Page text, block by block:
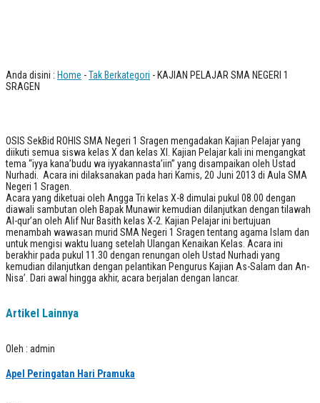
Anda disini : Home -Tak Berkategori - KAJIAN PELAJAR SMA NEGERI 1
SRAGEN
OSIS SekBid ROHIS SMA Negeri 1 Sragen mengadakan Kajian Pelajar yang
diikuti semua siswa kelas X dan kelas XI. Kajian Pelajar kali ini mengangkat
tema “iyya kana’budu wa iyyakannasta’iin” yang disampaikan oleh Ustad
Nurhadi. Acara ini dilaksanakan pada hari Kamis, 20 Juni 2013 di Aula SMA
Negeri 1 Sragen.
Acara yang diketuai oleh Angga Tri kelas X-8 dimulai pukul 08.00 dengan
diawali sambutan oleh Bapak Munawir kemudian dilanjutkan dengan tilawah
Al-qur’an oleh Alif Nur Basith kelas X-2. Kajian Pelajar ini bertujuan
menambah wawasan murid SMA Negeri 1 Sragen tentang agama Islam dan
untuk mengisi waktu luang setelah Ulangan Kenaikan Kelas. Acara ini
berakhir pada pukul 11.30 dengan renungan oleh Ustad Nurhadi yang
kemudian dilanjutkan dengan pelantikan Pengurus Kajian As-Salam dan An-
Nisa’. Dari awal hingga akhir, acara berjalan dengan lancar.
Artikel Lainnya
Oleh : admin
Apel Peringatan Hari Pramuka